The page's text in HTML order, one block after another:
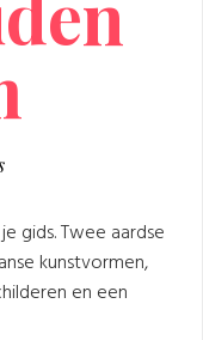
gids. Twee aardse
kunstvormen,
en een